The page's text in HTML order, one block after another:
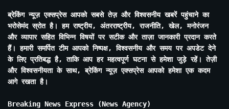
ब्रेकिंग न्यूज़ एक्सप्रेस आपको सबसे तेज़ और विश्वसनीय खबरें पहुंचाने का
भरोसेमंद स्रोत है। हम राष्ट्रीय, अंतरराष्ट्रीय, राजनीति, खेल, मनोरंजन
और व्यापार सहित विभिन्न विषयों पर सटीक और ताज़ा जानकारी प्रदान करते
हैं। हमारी समर्पित टीम आपको निष्पक्ष, विश्वसनीय और समय पर अपडेट देने
के लिए प्रतिबद्ध है, ताकि आप हर महत्वपूर्ण घटना से हमेशा जुड़े रहें। तेज़ी
और विश्वसनीयता के साथ, ब्रेकिंग न्यूज़ एक्सप्रेस आपको हमेशा एक कदम
आगे रखता है।
Breaking News Express (News Agency)